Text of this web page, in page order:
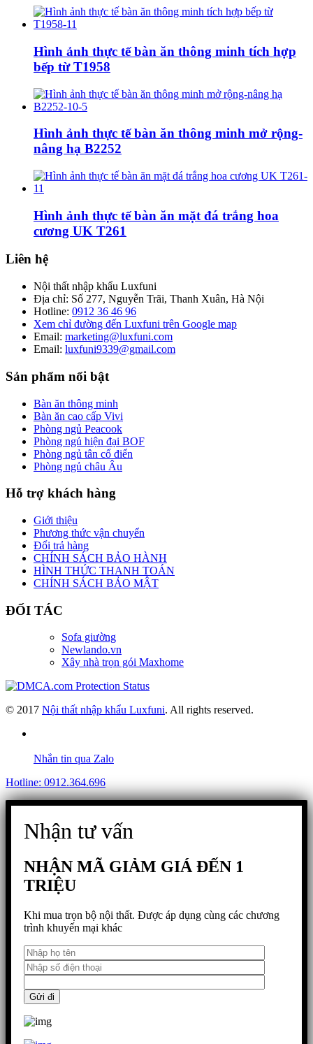
Hình ảnh thực tế bàn ăn thông minh tích hợp
bếp từ T1958
Hình ảnh thực tế bàn ăn thông minh mở rộng-
nâng hạ B2252
Hình ảnh thực tế bàn ăn mặt đá trắng hoa
cương UK T261
Liên hệ
Nội thất nhập khẩu Luxfuni
Địa chỉ: Số 277, Nguyễn Trãi, Thanh Xuân, Hà Nội
Hotline: 0912 36 46 96
Xem chỉ đường đến Luxfuni trên Google map
Email: marketing@luxfuni.com
Email: luxfuni9339@gmail.com
Sản phẩm nổi bật
Bàn ăn thông minh
Bàn ăn cao cấp Vivi
Phòng ngủ Peacook
Phòng ngủ hiện đại BOF
Phòng ngủ tân cổ điển
Phòng ngủ châu Âu
Hỗ trợ khách hàng
Giới thiệu
Phương thức vận chuyển
Đổi trả hàng
CHÍNH SÁCH BẢO HÀNH
HÌNH THỨC THANH TOÁN
CHÍNH SÁCH BẢO MẬT
ĐỐI TÁC
Sofa giường
Newlando.vn
Xây nhà trọn gói Maxhome
© 2017 Nội thất nhập khẩu Luxfuni. All rights reserved.
Nhắn tin qua Zalo
Hotline: 0912.364.696
Nhận tư vấn
NHẬN MÃ GIẢM GIÁ ĐẾN 1
TRIỆU
Khi mua trọn bộ nội thất. Được áp dụng cùng các chương
trình khuyến mại khác